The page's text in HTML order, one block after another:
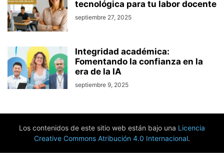
tecnológica para tu labor docente
septiembre 27, 2025
Integridad académica:
Fomentando la confianza en la
era de la IA
septiembre 9, 2025
Los contenidos de este sitio web están bajo una Licencia
Creative Commons Atribución 4.0 Internacional.